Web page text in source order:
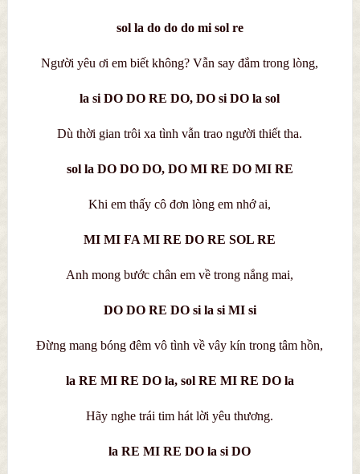
sol la do do do mi sol re
Người yêu ơi em biết không? Vẫn say đắm trong lòng,
la si DO DO RE DO, DO si DO la sol
Dù thời gian trôi xa tình vẫn trao người thiết tha.
sol la DO DO DO, DO MI RE DO MI RE
Khi em thấy cô đơn lòng em nhớ ai,
MI MI FA MI RE DO RE SOL RE
Anh mong bước chân em về trong nắng mai,
DO DO RE DO si la si MI si
Đừng mang bóng đêm vô tình về vây kín trong tâm hồn,
la RE MI RE DO la, sol RE MI RE DO la
Hãy nghe trái tim hát lời yêu thương.
la RE MI RE DO la si DO